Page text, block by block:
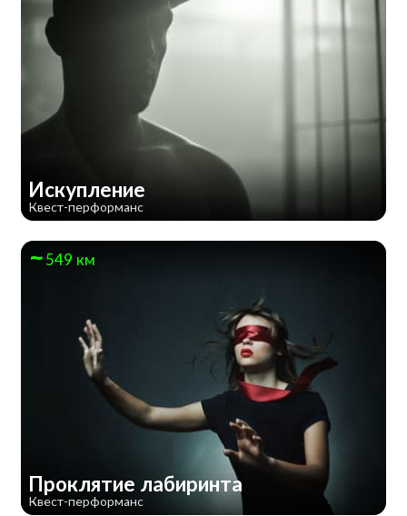
Искупление
Квест-перформанс
549 км
Проклятие лабиринта
Квест-перформанс